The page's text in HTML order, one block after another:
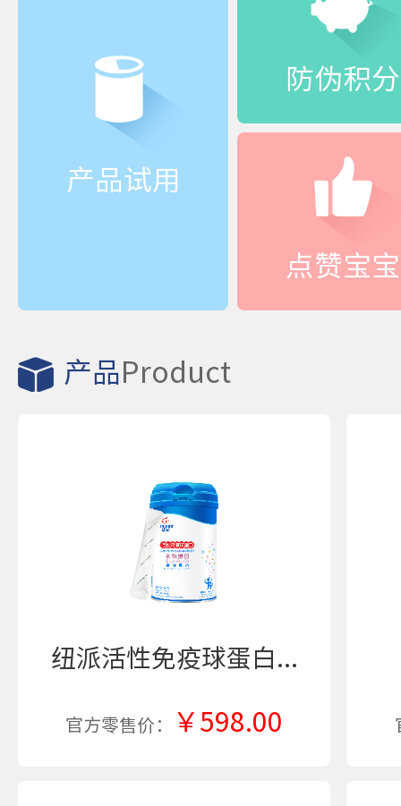
产品试用
防伪积分
点赞宝宝
产品 Product
纽派活性免疫球蛋白...
官方零售价： ￥598.00